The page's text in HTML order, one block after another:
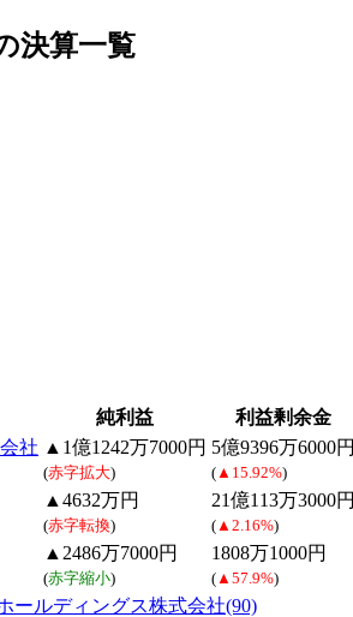
決算一覧
純利益 利益剰余金
社 ▲1億1242万7000円
(赤字拡大)
5億9396万6000円
( ▲15.92%)
▲4632万円
(赤字転換)
21億113万3000円
( ▲2.16%)
▲2486万7000円
(赤字縮小)
1808万1000円
( ▲57.9%)
ールディングス株式会社(90)